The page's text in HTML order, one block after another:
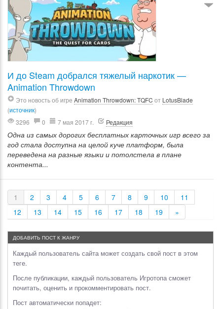
И до Steam добрался тяжелый наркотик —
Animation Throwdown
Это новость об игре Animation Throwdown: TQFC от LotusBlade
(источник)
3296
0 7 мая 2017 г. Редакция
Одна из самых дорогих бесплатных карточных игр всего за
год стала доступна на целой куче платформ, была
переведена на разные языки и потолстела в плане
контента...
1 2 3 4 5 6 7 8 9 10
11
12
13 14 15 16 17 18 19 »
ДОБАВИТЬ ПОСТ К ЖАНРУ
Каждый пользователь сайта может создать свой пост в этом
теге.
После публикации, каждый пользователь Игротопа сможет
почитать, оценить и прокомментировать пост.
Пост автоматически попадет: